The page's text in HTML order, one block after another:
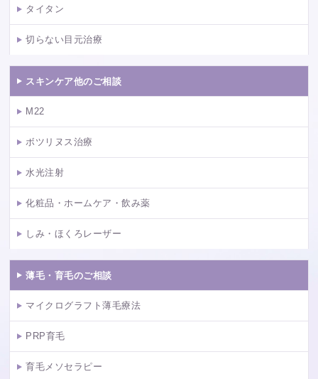
タイタン
切らない目元治療
スキンケア他のご相談
M22
ボツリヌス治療
水光注射
化粧品・ホームケア・飲み薬
しみ・ほくろレーザー
薄毛・育毛のご相談
マイクログラフト薄毛療法
PRP育毛
育毛メソセラピー